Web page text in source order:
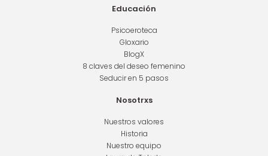
Educación
Psicoeroteca
Gloxario
BlogX
8 claves del deseo femenino
Seducir en 5 pasos
Nosotrxs
Nuestros valores
Historia
Nuestro equipo